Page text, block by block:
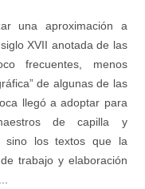
una aproximación a
XVII anotada de las
frecuentes, menos
de algunas de las
llegó a adoptar para
de capilla y
sino los textos que la
trabajo y elaboración